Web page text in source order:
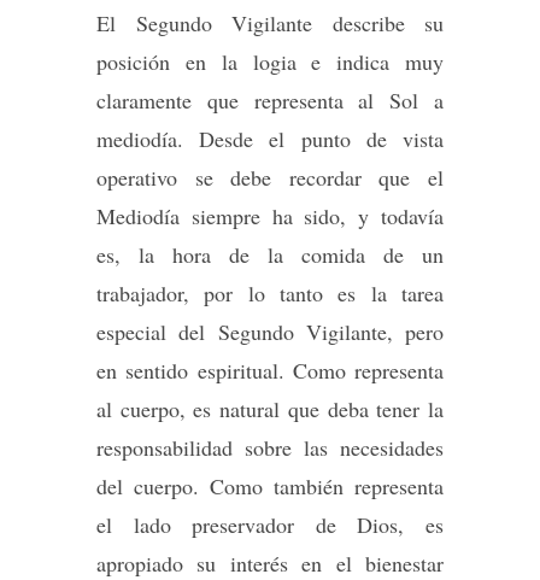
El Segundo Vigilante describe su
posición en la logia e indica muy
claramente que representa al Sol a
mediodía. Desde el punto de vista
operativo se debe recordar que el
Mediodía siempre ha sido, y todavía
es, la hora de la comida de un
trabajador, por lo tanto es la tarea
especial del Segundo Vigilante, pero
en sentido espiritual. Como representa
al cuerpo, es natural que deba tener la
responsabilidad sobre las necesidades
del cuerpo. Como también representa
el lado preservador de Dios, es
apropiado su interés en el bienestar